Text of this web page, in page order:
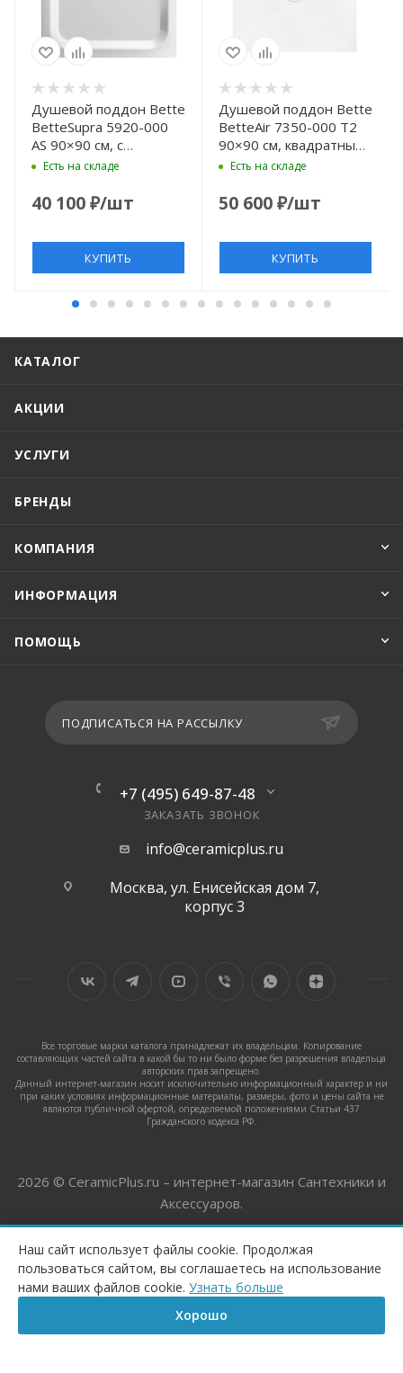
ПОД ЗАКАЗ
Душевой поддон Bette
BetteSupra 5920-000
AS 90×90 см, с
антислипом Sense,
Есть на складе
40 100₽/шт
КУПИТЬ
Душевой поддон Bette
BetteAir 7350-000 T2
90×90 см, квадратный,
белый
Есть на складе
50 600₽/шт
КУПИТЬ
КАТАЛОГ
АКЦИИ
УСЛУГИ
БРЕНДЫ
КОМПАНИЯ
ИНФОРМАЦИЯ
ПОМОЩЬ
ПОДПИСАТЬСЯ НА РАССЫЛКУ
+7 (495) 649-87-48
ЗАКАЗАТЬ ЗВОНОК
info@ceramicplus.ru
Москва, ул. Енисейская дом 7,
корпус 3
Все торговые марки каталога принадлежат их владельцам. Копирование
составляющих частей сайта в какой бы то ни было форме без разрешения владельца
авторских прав запрещено.
Данный интернет-магазин носит исключительно информационный характер и ни
при каких условиях информационные материалы, размеры, фото и цены сайта не
являются публичной офертой, определяемой положениями Статьи 437
Гражданского кодекса РФ.
2026 © CeramicPlus.ru – интернет-магазин Сантехники и
Аксессуаров.
Наш сайт использует файлы cookie. Продолжая
пользоваться сайтом, вы соглашаетесь на использование
нами ваших файлов cookie. Узнать больше
Хорошо
Главная Корзина Сравнение Каталог Контакты